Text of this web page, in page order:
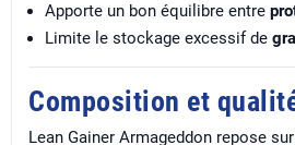
Apporte un bon équilibre entre
Limite le stockage excessif de
Composition et
Lean Gainer Armageddon repose